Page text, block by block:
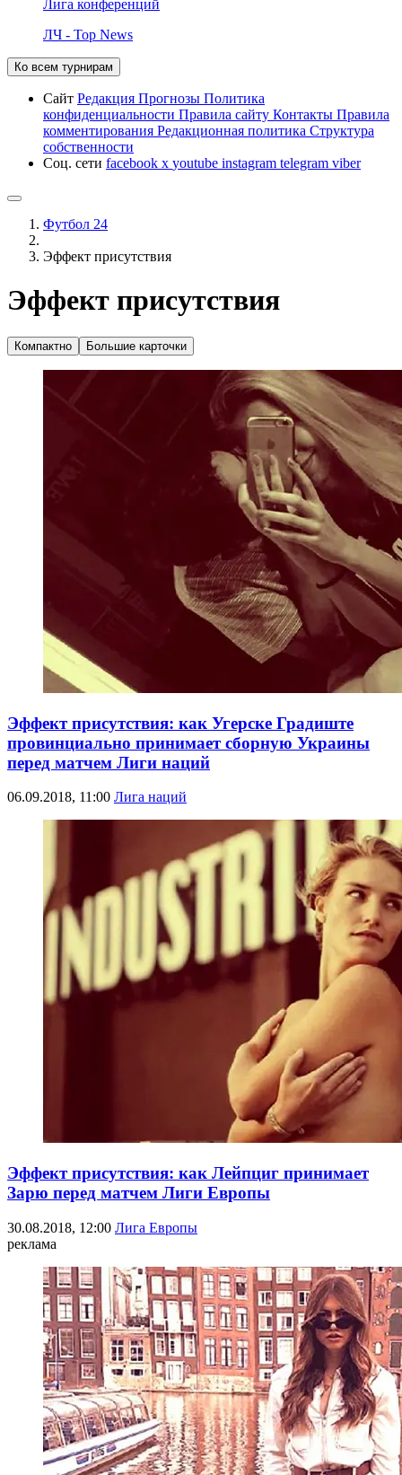
Лига конференций
ЛЧ - Top News
Ко всем турнирам
Сайт Редакция Прогнозы Политика
конфиденциальности Правила сайту Контакты Правила
комментирования Редакционная политика Структура
собственности
Соц. сети facebook x youtube instagram telegram viber
Футбол 24
Эффект присутствия
Эффект присутствия
Компактно Большие карточки
Эффект присутствия: как Угерске Градиште
провинциально принимает сборную Украины
перед матчем Лиги наций
06.09.2018, 11:00 Лига наций
Эффект присутствия: как Лейпциг принимает
Зарю перед матчем Лиги Европы
30.08.2018, 12:00 Лига Европы
реклама